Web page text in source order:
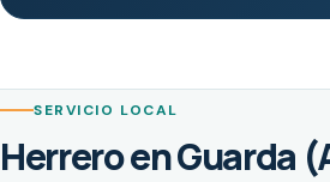
SERVICIO LOCAL
Herrero en Guarda